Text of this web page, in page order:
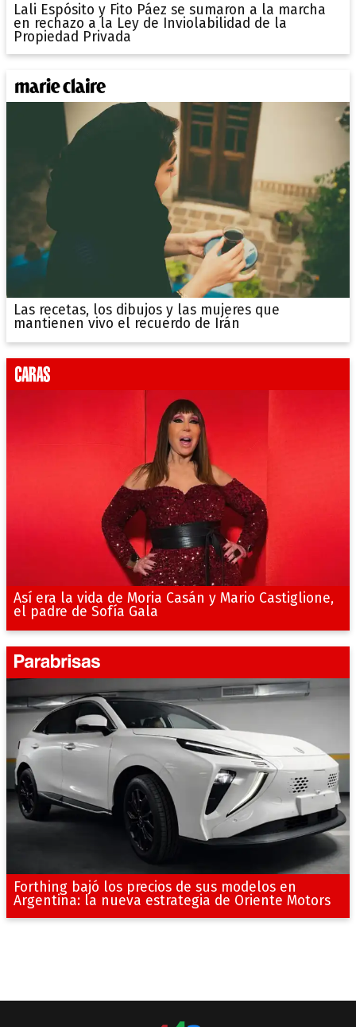
Lali Espósito y Fito Páez se sumaron a la marcha
en rechazo a la Ley de Inviolabilidad de la
Propiedad Privada
Las recetas, los dibujos y las mujeres que
mantienen vivo el recuerdo de Irán
Así era la vida de Moria Casán y Mario Castiglione,
el padre de Sofía Gala
Forthing bajó los precios de sus modelos en
Argentina: la nueva estrategia de Oriente Motors